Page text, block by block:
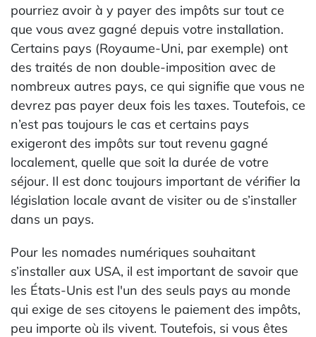
pourriez avoir à y payer des impôts sur tout ce
que vous avez gagné depuis votre installation.
Certains pays (Royaume-Uni, par exemple) ont
des traités de non double-imposition avec de
nombreux autres pays, ce qui signifie que vous ne
devrez pas payer deux fois les taxes. Toutefois, ce
n’est pas toujours le cas et certains pays
exigeront des impôts sur tout revenu gagné
localement, quelle que soit la durée de votre
séjour. Il est donc toujours important de vérifier la
législation locale avant de visiter ou de s’installer
dans un pays.
Pour les nomades numériques souhaitant
s’installer aux USA, il est important de savoir que
les États-Unis est l'un des seuls pays au monde
qui exige de ses citoyens le paiement des impôts,
peu importe où ils vivent. Toutefois, si vous êtes